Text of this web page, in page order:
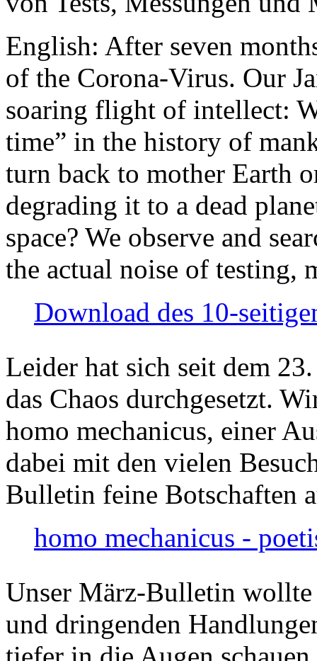
English: After seven
of the Corona-Virus. Our
soaring flight of intellect:
time” in the history of
turn back to mother Earth
degrading it to a dead
space? We observe and
the actual noise of testing,
Download des 10-
Leider hat sich seit dem
das Chaos durchgesetzt.
homo mechanicus, einer
dabei mit den vielen
Bulletin feine Botschaften
homo mechanicus -
Unser März-Bulletin
und dringenden